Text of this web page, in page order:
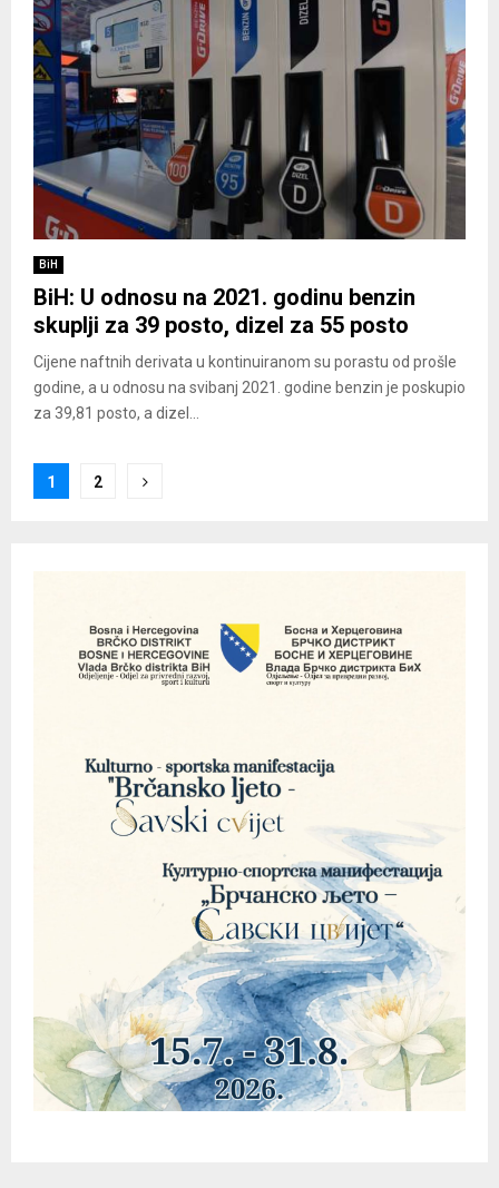
BiH
BiH: U odnosu na 2021. godinu benzin
skuplji za 39 posto, dizel za 55 posto
Cijene naftnih derivata u kontinuiranom su porastu od prošle
godine, a u odnosu na svibanj 2021. godine benzin je poskupio
za 39,81 posto, a dizel...
Posts
1 2